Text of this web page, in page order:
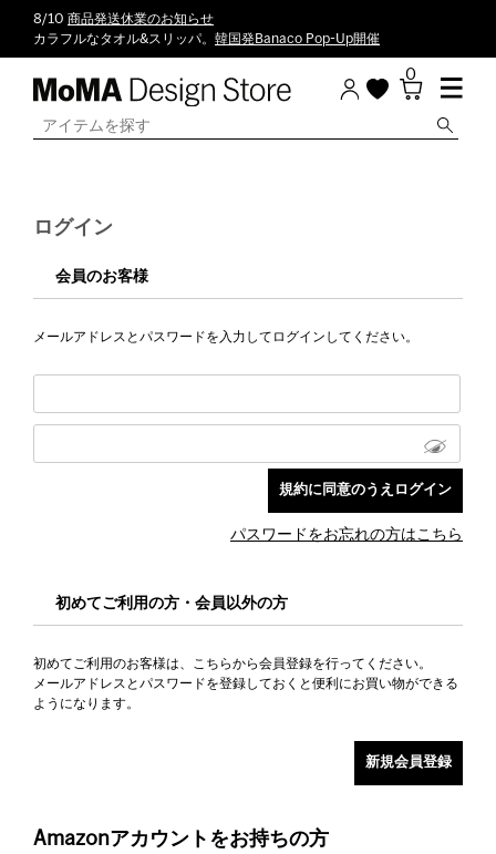
8/10 商品発送休業のお知らせ
カラフルなタオル&スリッパ。 韓国発Banaco Pop-Up開催
0
ログイン
会員のお客様
メールアドレスとパスワードを入力してログインしてください。
パスワードをお忘れの方はこちら
初めてご利用の方・会員以外の方
初めてご利用のお客様は、こちらから会員登録を行ってください。
メールアドレスとパスワードを登録しておくと便利にお買い物ができる
ようになります。
Amazonアカウントをお持ちの方